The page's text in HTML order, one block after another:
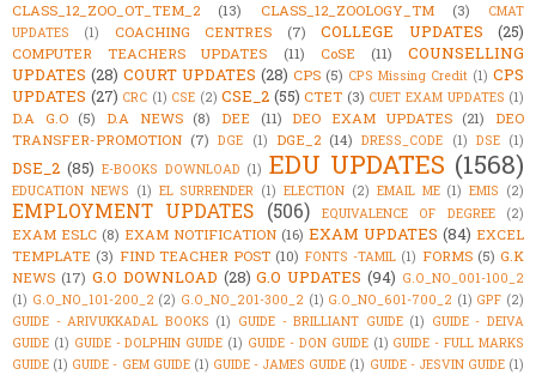
CLASS_12_ZOO_OT_TEM_2
(13) CLASS_12_ZOOLOGY_TM (3)
CMAT
UPDATES
(1) COACHING CENTRES (7) COLLEGE UPDATES (25)
COMPUTER TEACHERS UPDATES (11) CoSE (11)
COUNSELLING
UPDATES (28) COURT UPDATES (28) CPS (5) CPS Missing Credit (1) CPS
UPDATES (27) CRC (1) CSE (2) CSE_2 (55) CTET (3) CUET EXAM UPDATES (1)
D.A G.O (5) D.A NEWS (8) DEE (11) DEO EXAM UPDATES (21)
DEO
TRANSFER-PROMOTION (7) DGE (1) DGE_2 (14) DRESS_CODE (1) DSE (1)
DSE_2 (85) E-BOOKS DOWNLOAD (1) EDU UPDATES (1568)
EDUCATION NEWS (1) EL SURRENDER (1) ELECTION (2) EMAIL ME (1) EMIS (2)
EMPLOYMENT UPDATES (506) EQUIVALENCE OF DEGREE (2)
EXAM ESLC (8) EXAM NOTIFICATION (16) EXAM UPDATES (84) EXCEL
TEMPLATE (3) FIND TEACHER POST (10) FONTS -TAMIL (1) FORMS (5) G.K
NEWS (17) G.O DOWNLOAD (28) G.O UPDATES (94) G.O_NO_001-100_2
(1) G.O_NO_101-200_2 (2) G.O_NO_201-300_2 (1) G.O_NO_601-700_2 (1) GPF (2)
GUIDE - ARIVUKKADAL BOOKS (1) GUIDE - BRILLIANT GUIDE (1) GUIDE - DEIVA
GUIDE (1) GUIDE - DOLPHIN GUIDE (1) GUIDE - DON GUIDE (1) GUIDE - FULL MARKS
GUIDE (1) GUIDE - GEM GUIDE (1) GUIDE - JAMES GUIDE (1) GUIDE - JESVIN GUIDE (1)